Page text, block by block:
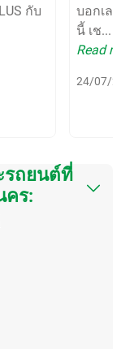
กับ
บอกเล
นี้ เช...
Read
24/07/
รถยนต์ที่
คร: